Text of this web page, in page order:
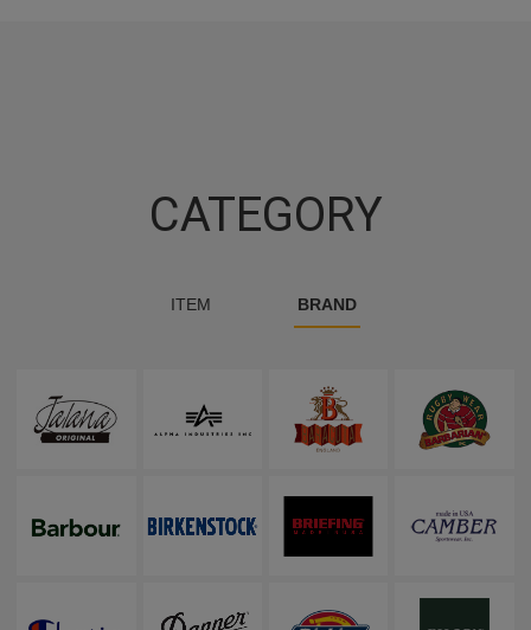
CATEGORY
ITEM BRAND